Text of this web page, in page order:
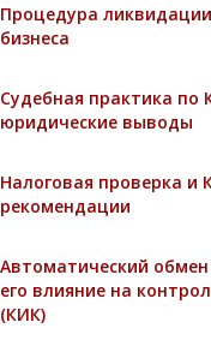
Процедура
бизнеса
Судебная практика по
юридические выводы
Налоговая проверка и
рекомендации
Автоматический
его влияние на
(КИК)